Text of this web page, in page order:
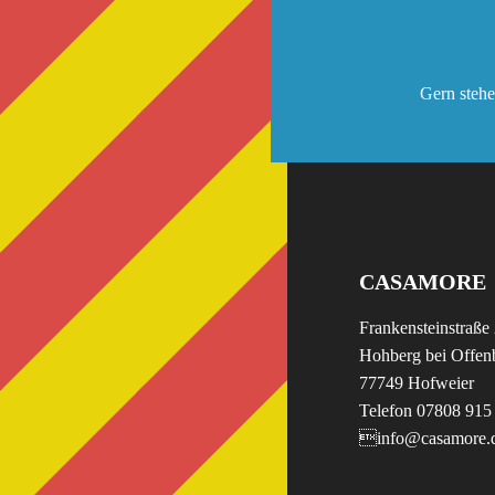
Gern
CASAMORE
Frankensteinstraße
Hohberg bei
77749 Hofweier
Telefon 07808